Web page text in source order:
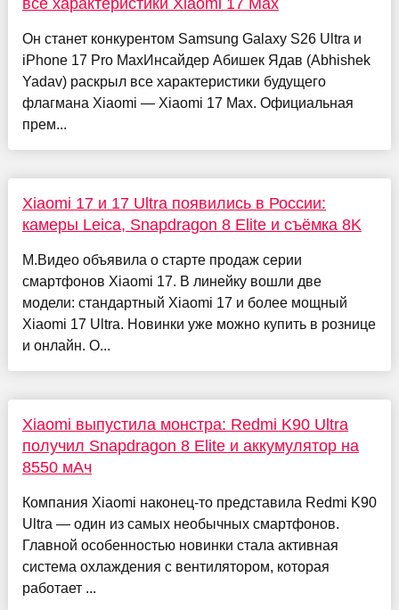
все характеристики Xiaomi 17 Max
Он станет конкурентом Samsung Galaxy S26 Ultra и
iPhone 17 Pro MaxИнсайдер Абишек Ядав (Abhishek
Yadav) раскрыл все характеристики будущего
флагмана Xiaomi — Xiaomi 17 Max. Официальная
прем...
Xiaomi 17 и 17 Ultra появились в России:
камеры Leica, Snapdragon 8 Elite и съёмка 8K
М.Видео объявила о старте продаж серии
смартфонов Xiaomi 17. В линейку вошли две
модели: стандартный Xiaomi 17 и более мощный
Xiaomi 17 Ultra. Новинки уже можно купить в рознице
и онлайн. О...
Xiaomi выпустила монстра: Redmi K90 Ultra
получил Snapdragon 8 Elite и аккумулятор на
8550 мАч
Компания Xiaomi наконец-то представила Redmi K90
Ultra — один из самых необычных смартфонов.
Главной особенностью новинки стала активная
система охлаждения с вентилятором, которая
работает ...